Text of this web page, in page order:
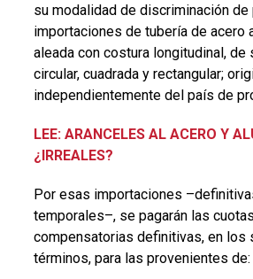
su modalidad de discriminación
importaciones de tubería de acero
aleada con costura longitudinal, de
circular, cuadrada y rectangular;
independientemente del país de
LEE: ARANCELES AL ACERO Y
¿IRREALES?
Por esas importaciones
temporales–, se pagarán las cuotas
compensatorias definitivas, en los
términos, para las provenientes de: